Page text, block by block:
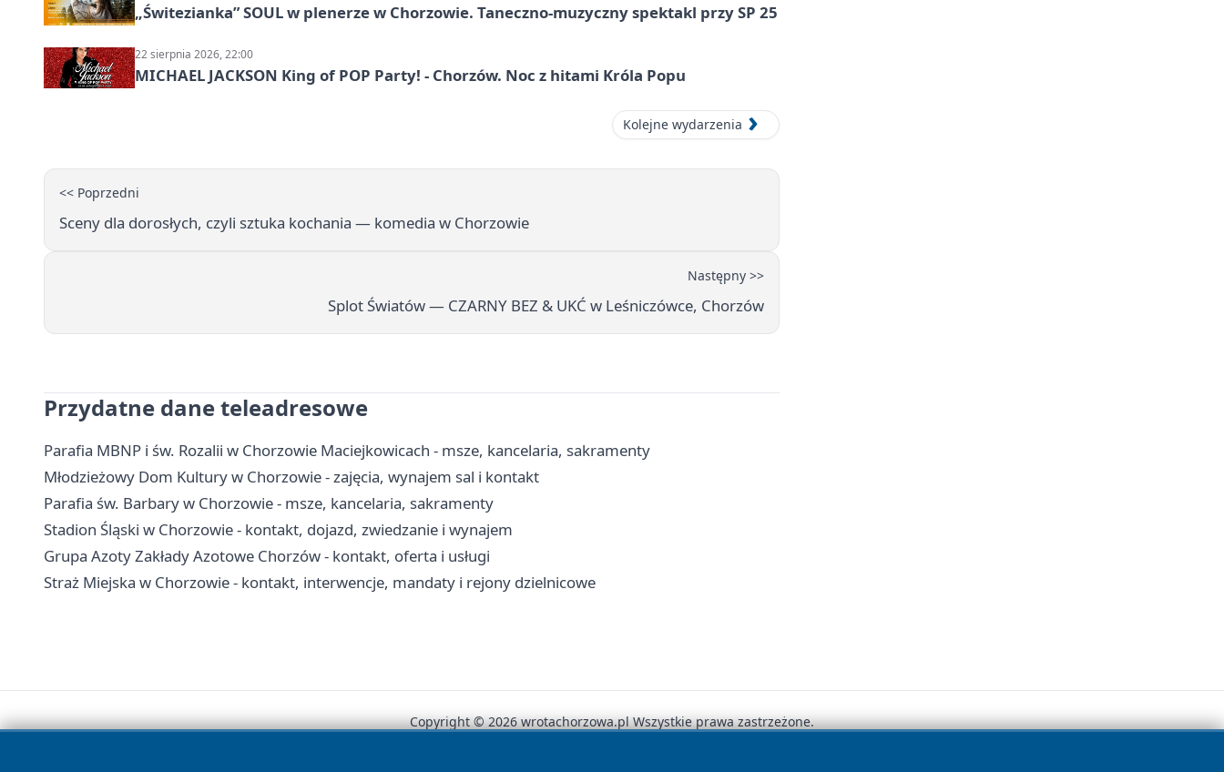
„Świtezianka” SOUL w plenerze w Chorzowie. Taneczno-muzyczny spektakl przy SP 25
22 sierpnia 2026, 22:00
MICHAEL JACKSON King of POP Party! - Chorzów. Noc z hitami Króla Popu
Kolejne wydarzenia
<< Poprzedni
Sceny dla dorosłych, czyli sztuka kochania — komedia w Chorzowie
Następny >>
Splot Światów — CZARNY BEZ & UKĆ w Leśniczówce, Chorzów
Przydatne dane teleadresowe
Parafia MBNP i św. Rozalii w Chorzowie Maciejkowicach - msze, kancelaria, sakramenty
Młodzieżowy Dom Kultury w Chorzowie - zajęcia, wynajem sal i kontakt
Parafia św. Barbary w Chorzowie - msze, kancelaria, sakramenty
Stadion Śląski w Chorzowie - kontakt, dojazd, zwiedzanie i wynajem
Grupa Azoty Zakłady Azotowe Chorzów - kontakt, oferta i usługi
Straż Miejska w Chorzowie - kontakt, interwencje, mandaty i rejony dzielnicowe
Copyright © 2026 wrotachorzowa.pl Wszystkie prawa zastrzeżone.